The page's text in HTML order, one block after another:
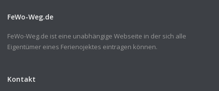
FeWo-Weg.de
FeWo-Weg.de ist eine unabhängige Webseite in der sich alle
Eigentümer eines Ferienojektes eintragen können.
Kontakt